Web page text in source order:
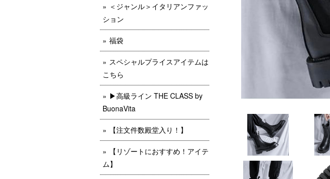
＜ジャンル＞イタリアンファッ
ション
福袋
スペシャルプライスアイテムは
こちら
▶︎高級ライン THE CLASS by
BuonaVita
【注文件数殿堂入り！】
【リゾートにおすすめ！アイテ
ム】